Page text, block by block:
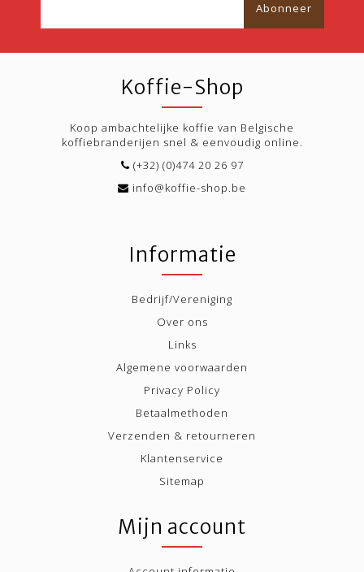
Abonneer
Koffie-Shop
Koop ambachtelijke koffie van Belgische
koffiebranderijen snel & eenvoudig online.
(+32) (0)474 20 26 97
info@koffie-shop.be
Informatie
Bedrijf/Vereniging
Over ons
Links
Algemene voorwaarden
Privacy Policy
Betaalmethoden
Verzenden & retourneren
Klantenservice
Sitemap
Mijn account